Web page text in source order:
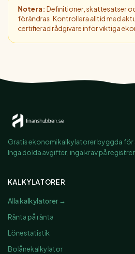
Notera: Definitioner, skattesatser
förändras. Kontrollera alltid med
certifierad rådgivare inför viktiga
Gratis ekonomikalkylatorer byggda för
Inga dolda avgifter, inga krav på
KALKYLATORER
Alla kalkylatorer →
Ränta på ränta
Lönestatistik
Bolånekalkylator